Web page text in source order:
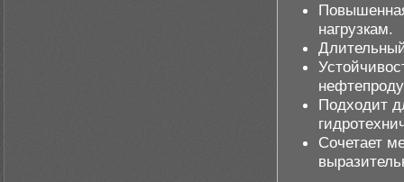
нагрузкам.
Подходит
Сочетает